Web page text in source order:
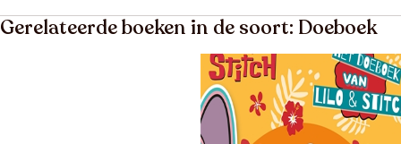
Gerelateerde boeken in de soort: Doeboek